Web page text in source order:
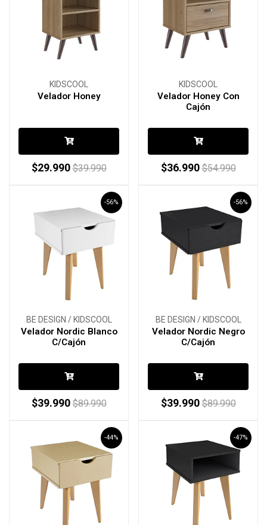
KIDSCOOL
Velador Honey
$29.990 $39.990
KIDSCOOL
Velador Honey Con
Cajón
$36.990 $54.990
-56%
BE DESIGN / KIDSCOOL
Velador Nordic Blanco
C/Cajón
$39.990 $89.990
-56%
BE DESIGN / KIDSCOOL
Velador Nordic Negro
C/Cajón
$39.990 $89.990
-44% -47%